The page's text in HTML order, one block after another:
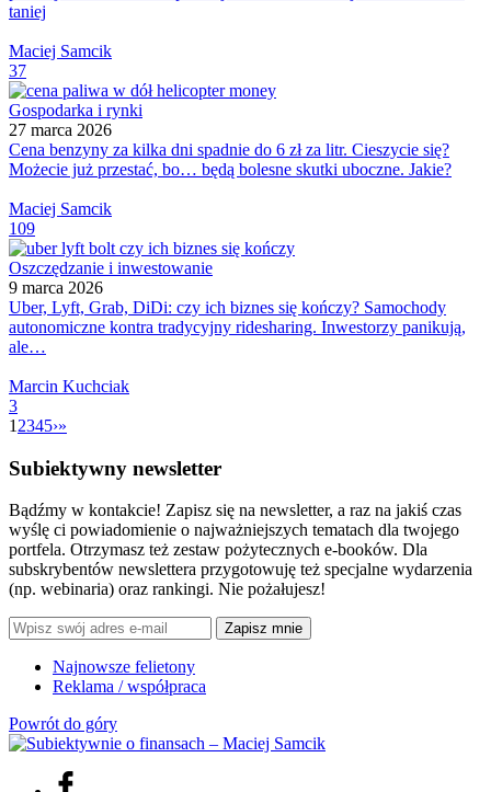
taniej
Maciej Samcik
37
Gospodarka i rynki
27 marca 2026
Cena benzyny za kilka dni spadnie do 6 zł za litr. Cieszycie się?
Możecie już przestać, bo… będą bolesne skutki uboczne. Jakie?
Maciej Samcik
109
Oszczędzanie i inwestowanie
9 marca 2026
Uber, Lyft, Grab, DiDi: czy ich biznes się kończy? Samochody
autonomiczne kontra tradycyjny ridesharing. Inwestorzy panikują,
ale…
Marcin Kuchciak
3
1 2345›»
Subiektywny newsletter
Bądźmy w kontakcie! Zapisz się na newsletter, a raz na jakiś czas
wyślę ci powiadomienie o najważniejszych tematach dla twojego
portfela. Otrzymasz też zestaw pożytecznych e-booków. Dla
subskrybentów newslettera przygotowuję też specjalne wydarzenia
(np. webinaria) oraz rankingi. Nie pożałujesz!
Zapisz mnie
Najnowsze felietony
Reklama / współpraca
Powrót do góry